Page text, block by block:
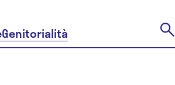
Genitorialità